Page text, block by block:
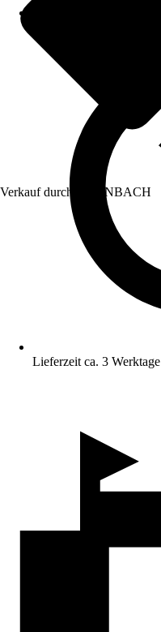
Verkauf durch: HORNBACH
Lieferzeit ca. 3 Werktage